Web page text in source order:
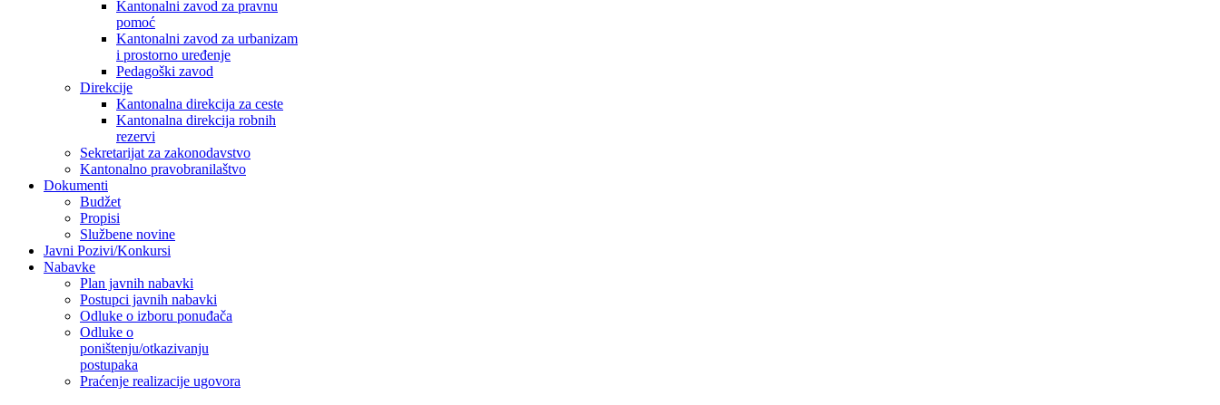
Kantonalni zavod za pravnu
pomoć
Kantonalni zavod za urbanizam
i prostorno uređenje
Pedagoški zavod
Direkcije
Kantonalna direkcija za ceste
Kantonalna direkcija robnih
rezervi
Sekretarijat za zakonodavstvo
Kantonalno pravobranilaštvo
Dokumenti
Budžet
Propisi
Službene novine
Javni Pozivi/Konkursi
Nabavke
Plan javnih nabavki
Postupci javnih nabavki
Odluke o izboru ponuđača
Odluke o
poništenju/otkazivanju
postupaka
Praćenje realizacije ugovora